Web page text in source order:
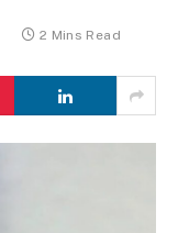
2 Mins Read